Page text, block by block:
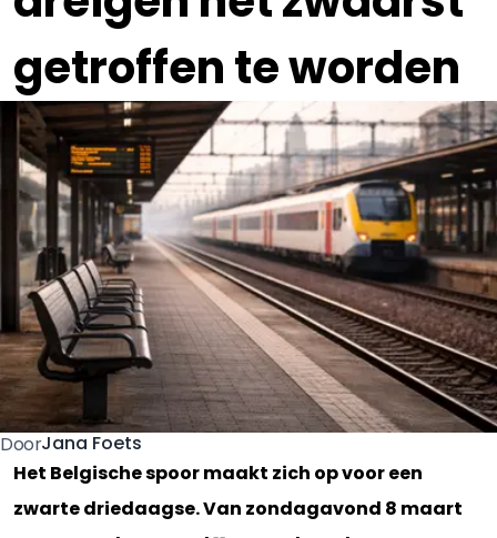
getroffen te worden
DoorJana Foets
Het Belgische spoor maakt zich op voor een
zwarte driedaagse. Van zondagavond 8 maart